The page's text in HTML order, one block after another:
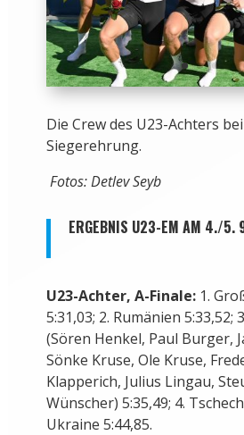
Die Crew des U23-Achters
Siegerehrung.
Fotos: Detlev Seyb
ERGEBNIS U23-EM AM 4./5.
U23-Achter, A-Finale:1.
5:31,03; 2. Rumänien 5:33,52;
(Sören Henkel, Paul Burger,
Sönke Kruse, Ole Kruse,
Klapperich, Julius Lingau,
Wünscher) 5:35,49; 4.
Ukraine 5:44,85.